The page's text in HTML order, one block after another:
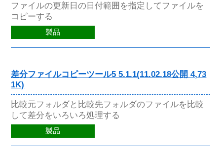
ファイルの更新日の日付範囲を指定してファイルを
コピーする
製品
差分ファイルコピーツール5 5.1.1(11.02.18公開 4,73
1K)
比較元フォルダと比較先フォルダのファイルを比較
して差分をいろいろ処理する
製品